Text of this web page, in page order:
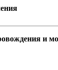
и